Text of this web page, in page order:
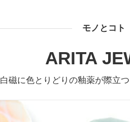
モノとコト
ARITA
白磁に色とりどりの釉薬が際立